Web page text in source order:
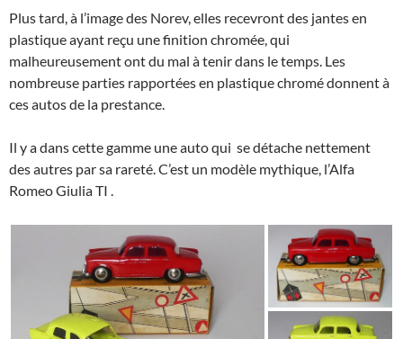
Plus tard, à l’image des Norev, elles recevront des jantes en
plastique ayant reçu une finition chromée, qui
malheureusement ont du mal à tenir dans le temps. Les
nombreuse parties rapportées en plastique chromé donnent à
ces autos de la prestance.
Il y a dans cette gamme une auto qui se détache nettement
des autres par sa rareté. C’est un modèle mythique, l’Alfa
Romeo Giulia TI .